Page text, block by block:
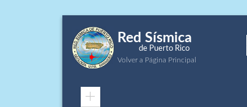
Red Sísmica
de Puerto Rico
Volver a Página Principal
Zoom